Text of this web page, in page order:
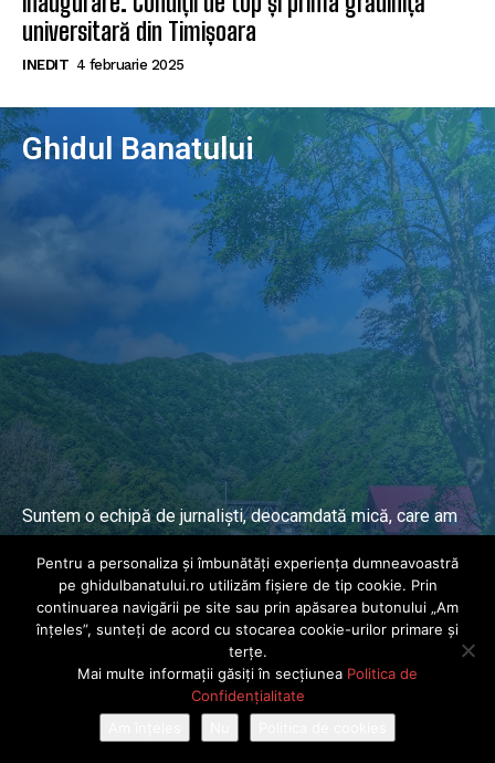
universitară din Timișoara
INEDIT 4 februarie 2025
Ghidul Banatului
Suntem o echipă de jurnaliști, deocamdată mică, care am
ani.
© Ghidul Banatului 2025. Toate drepturile rezervate · Dezvoltat de
Power Media FX
Pentru a personaliza și îmbunătăți experiența dumneavoastră
pe ghidulbanatului.ro utilizăm fișiere de tip cookie. Prin
continuarea navigării pe site sau prin apăsarea butonului „Am
înțeles”, sunteți de acord cu stocarea cookie-urilor primare și
terțe.
Mai multe informații găsiți în secțiunea Politica de
Confidențialitate